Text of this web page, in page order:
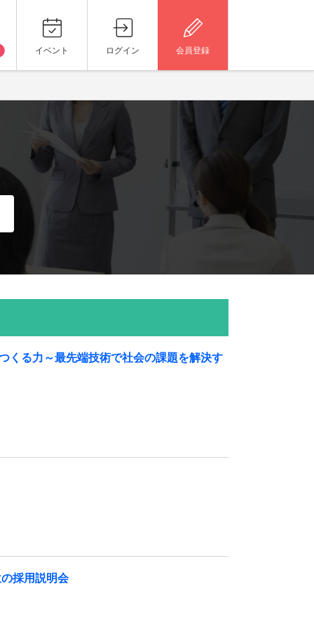
イベント ログイン 会員登録
くる力～最先端技術で社会の課題を解決す
採用説明会